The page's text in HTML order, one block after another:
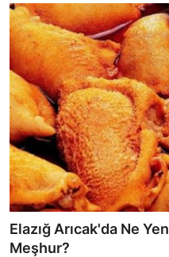
Elazığ Arıcak'da Ne
Meşhur?